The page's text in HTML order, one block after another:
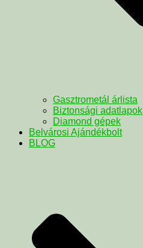
Gasztrometál árlista
Biztonsági adatlapok
Diamond gépek
Belvárosi Ajándékbolt
BLOG